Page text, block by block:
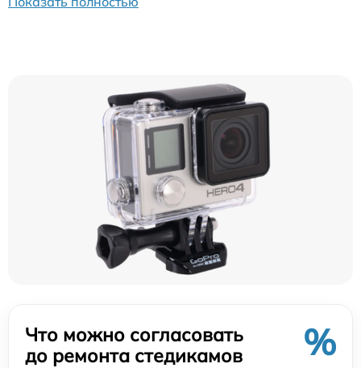
Что можно согласовать
до ремонта стедикамов
%